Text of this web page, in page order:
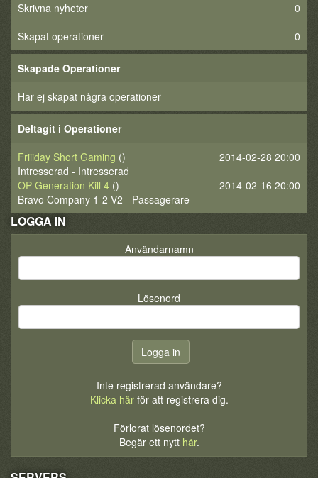
Skrivna nyheter
0
Skapat operationer
0
Skapade Operationer
Har ej skapat några operationer
Deltagit i Operationer
2014-02-28 20:00
Friiiday Short Gaming ()
Intresserad - Intresserad
2014-02-16 20:00
OP Generation Kill 4 ()
Bravo Company 1-2 V2 - Passagerare
LOGGA IN
Användarnamn
Lösenord
Inte registrerad användare?
Klicka härför att registrera dig.
Förlorat lösenordet?
Begär ett nytt här.